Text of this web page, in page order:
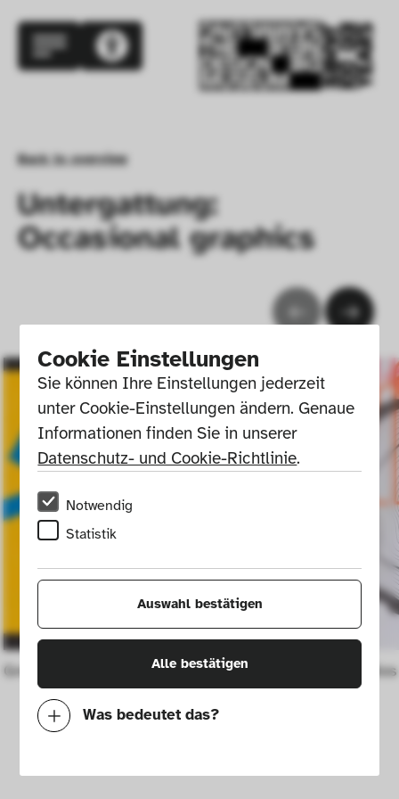
Cookie Einstellungen
Sie können Ihre Einstellungen jederzeit
unter Cookie-Einstellungen ändern. Genaue
Informationen finden Sie in unserer
Datenschutz- und Cookie-Richtlinie.
Notwendig
Statistik
Auswahl bestätigen
Alle bestätigen
Was bedeutet das?
Mit diesen Cookies können wir durch
Back to overview
Untergattung:
Occasional graphics
Greeting card Atelier Hans Hansen Open